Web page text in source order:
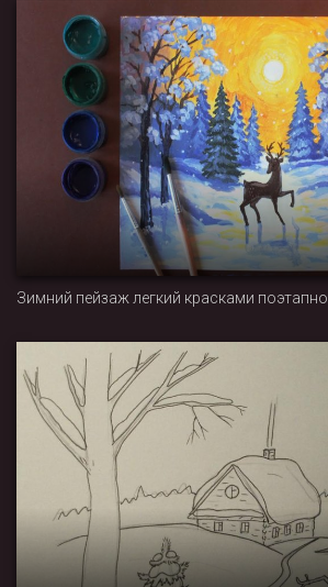
Зимний пейзаж легкий красками поэтапно